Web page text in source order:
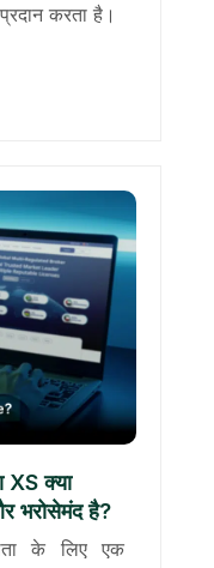
करता है।
XS क्या
भरोसेमंद है?
के लिए एक